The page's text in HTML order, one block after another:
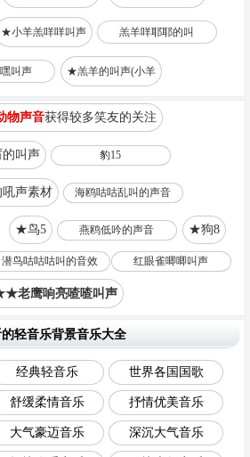
★小羊羔咩咩叫声 羔羊咩耶耶的叫
叫声 ★羔羊的叫声(小羊
物声音获得较多笑友的关注
叫声 豹15
声素材 海鸥咕咕乱叫的声音
★鸟5 燕鸥低吟的声音 ★狗8
潜鸟咕咕咕叫的音效 红眼雀唧唧叫声
老鹰响亮喳喳叫声
轻音乐背景音乐大全
经典轻音乐 世界各国国歌
舒缓柔情音乐 抒情优美音乐
大气豪迈音乐 深沉大气音乐